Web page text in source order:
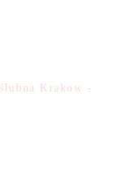
Krakow -